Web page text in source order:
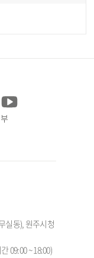
실동), 원주시청
09:00 ~ 18:00)